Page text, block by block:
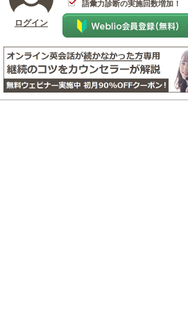
ログイン
語彙力診断の実施回数増加！